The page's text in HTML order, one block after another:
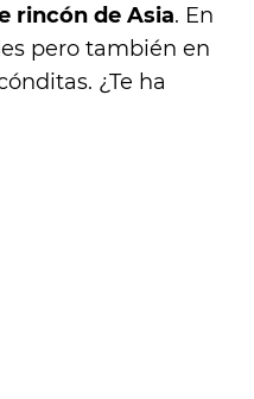
rincón de Asia. En
pero también en
¿Te ha